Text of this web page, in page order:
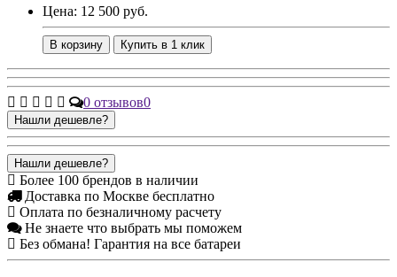
Цена: 12 500 руб.
В корзину Купить в 1 клик
0 отзывов0
Нашли дешевле?
Нашли дешевле?
Более 100 брендов в наличии
Доставка по Москве бесплатно
Оплата по безналичному расчету
Не знаете что выбрать мы поможем
Без обмана! Гарантия на все батареи